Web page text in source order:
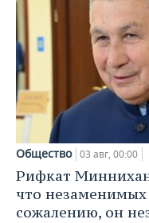
Общество 03 авг, 00:00
Рифкат
что
сожалению, он